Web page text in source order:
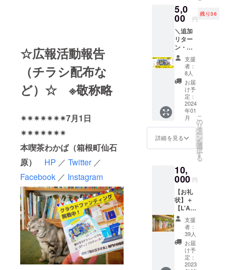
☆広報活動報告
（チラシ配布な
ど）☆ ※敬称略
✴︎✴︎✴︎✴︎✴︎✴︎✴︎7月1日
✴︎✴︎✴︎✴︎✴︎✴︎✴︎
本喫茶わかば（箱根町仙石
原）
HP ／ Twitter／
Facebook ／ Instagram
サン=テグ
ジュペリ専
門の移動型
書店を作る
プロジェク
トを立ち上
げました。
星の王子さ
まミュージ
アムがなく
なってし
まっても、
星の王子さ
経験と知
識、何よ
り、私たち
の心には
「星の王子
さま」がい
ます。
皆様と一緒
に『星の王
きます
が、出
店場所
を確保
できな
い可能
性など
もある
ため、
訪問を
確約す
るもの
ではあ
りませ
ん。 ク
ファン
ディン
すでに
移動型
書店を
されて
いる
方々に
お話を
聞く機
会があ
りまし
たが、
出店料
どを随
時メー
ルさせ
ていた
だきま
す
（メー
ルが不
要な場
合は、
備考欄
にてお
知らせ
くださ
い）。
ま』の
本が
入って
いるか
分から
ない
「L’Am
usette(
ラ・
ミュ
ゼッ
ト)：お
楽しみ
本」を
１冊お
送りい
たしま
す）。
どの本
が入っ
ている
かは分
かりま
せん
が、
「大切
なこと
は、目
に見え
5,0
00 円
残り36
＼追加
リター
ン・ネ
クスト
ゴール
挑戦
中！／
「44回
目の夕
陽コー
ス」：
【お礼
メー
ル】＋
【移動
型書店
たの描
いた
「星」
を載せ
る権】
移動型
書店に
あなた
が描い
た
「星」
を掲載
させて
支援
者：
8人
お届
け予
定：
2024
年01
月
詳細を見る
こ
の
リ
タ
ー
ン
を
選
択
す
る
10,
000 円
【お礼
状】＋
【L'Am
usette(
ラ・
ミュ
ゼッ
ト)：お
楽しみ
本】＋
支援
者：
39人
お届
け予
定：
2023